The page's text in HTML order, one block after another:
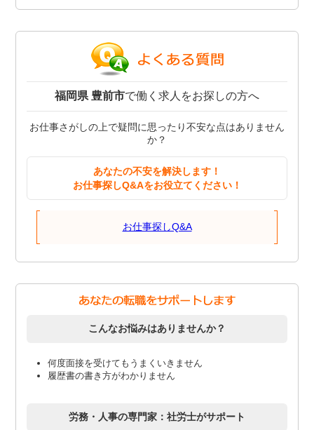
福岡県 豊前市で働く求人をお探しの方へ
お仕事さがしの上で疑問に思ったり不安な点はありません
か？
あなたの不安を解決します！
お仕事探しQ&Aをお役立てください！
お仕事探しQ&A
こんなお悩みはありませんか？
何度面接を受けてもうまくいきません
履歴書の書き方がわかりません
労務・人事の専門家：社労士がサポート